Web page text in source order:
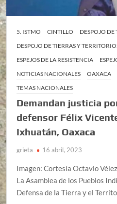
5. ISTMO CINTILLO
DESPOJO DE
DESPOJO DE TIERRAS Y
ESPEJOS DE LA RESISTENCIA
NOTICIAS NACIONALES
OAXACA
TEMAS NACIONALES
Demandan justicia
defensor Félix
Ixhuatán, Oaxaca
grieta 16 abril, 2023
Imagen: Cortesía Octavio
La Asamblea de los Pueblos
Defensa de la Tierra y el